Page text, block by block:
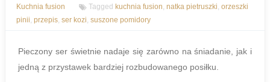
Kuchnia fusion
Tagged kuchnia fusion, natka pietruszki, orzeszki
pinii, przepis, ser kozi, suszone pomidory
Pieczony ser świetnie nadaje się zarówno na śniadanie, jak i
jedną z przystawek bardziej rozbudowanego posiłku.